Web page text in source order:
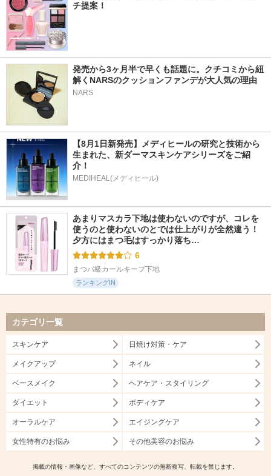
チ提案！
発売から3ヶ月半で早くも話題に。クチコミから紐
解くNARSのクッションファンデが大人気の理由
NARS
【8月1日新発売】メディヒールの研究と技術から
生まれた、新ダーマスキンケアシリーズをご紹
介！
MEDIHEAL(メディヒール)
あまりマスカラ下地は使わないのですが、コレを
使うのと使わないのとでは仕上がりが全然違う！
夕方にはまつ毛はすっかり落ち…
6
まつパ級カールキープ下地
ランキングIN
カテゴリ一覧
スキンケア 日焼け対策・ケア
メイクアップ ネイル
ベースメイク ヘアケア・スタイリング
ダイエット ボディケア
オーラルケア エイジングケア
女性特有のお悩み その他美容のお悩み
掲載の情報・画像など、すべてのコンテンツの無断複写、転載を禁じます。